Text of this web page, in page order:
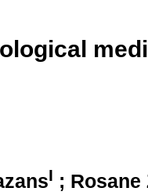
I ; Rosane